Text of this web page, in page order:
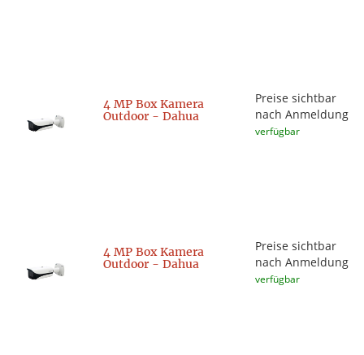
4 MP Box Kamera
Outdoor - Dahua
Preise sichtbar
nach Anmeldung
verfügbar
4 MP Box Kamera
Outdoor - Dahua
Preise sichtbar
nach Anmeldung
verfügbar